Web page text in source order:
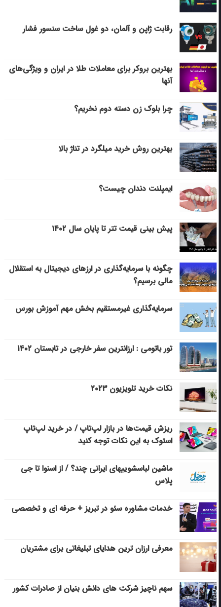
رقابت ژاپن و آلمان، دو غول ساخت سنسور فشار
بهترین بروکر برای معاملات طلا در ایران و ویژگی‌های
آنها
چرا بلوک زن دسته دوم نخریم؟
بهترین روش خرید میلگرد در تناژ بالا
ایمپلنت دندان چیست؟
پیش بینی قیمت تتر تا پایان سال ۱۴۰۲
چگونه با سرمایه‌گذاری در ارزهای دیجیتال به استقلال
مالی برسیم؟
سرمایه‌گذاری غیرمستقیم بخش مهم آموزش بورس
تور باتومی : ارزانترین سفر خارجی در تابستان ۱۴۰۲
نکات خرید تلویزیون ۲۰۲۳
ریزش قیمت‌ها در بازار لپ‌تاپ / در خرید لپ‌تاپ
استوک به این نکات توجه کنید
ماشین لباسشویی‎های ایرانی چند؟ / از اسنوا تا جی
پلاس
خدمات مشاوره سئو در تبریز + حرفه ای و تخصصی
معرفی ارزان ترین هدایای تبلیغاتی برای مشتریان
سهم ناچیز شرکت های دانش بنیان از صادرات کشور